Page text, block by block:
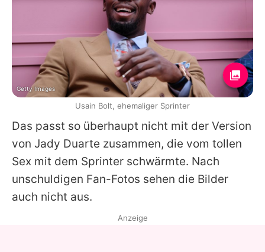
Das passt so überhaupt nicht mit der Version
von Jady Duarte zusammen, die vom tollen
Sex mit dem Sprinter schwärmte. Nach
unschuldigen Fan-Fotos sehen die Bilder
auch nicht aus.
Getty Images
Usain Bolt, ehemaliger Sprinter
Anzeige